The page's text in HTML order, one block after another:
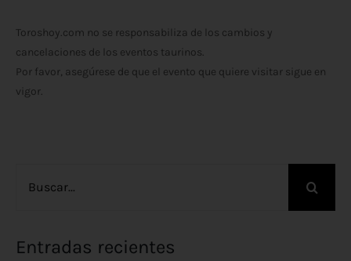
Toroshoy.com no se responsabiliza de los cambios y
cancelaciones de los eventos taurinos.
Por favor, asegúrese de que el evento que quiere visitar sigue en
vigor.
Entradas recientes